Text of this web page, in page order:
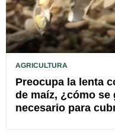
AGRICULTURA
Preocupa la lenta
de maíz, ¿cómo se
necesario para